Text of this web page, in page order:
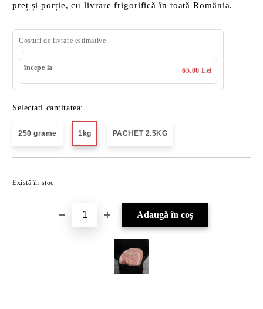
preț și porție, cu livrare frigorifică în toată România.
Costuri de livrare estimative
începe la 65.00 Lei
Selectati cantitatea:
250 grame 1kg PACHET 2.5KG
Există în stoc